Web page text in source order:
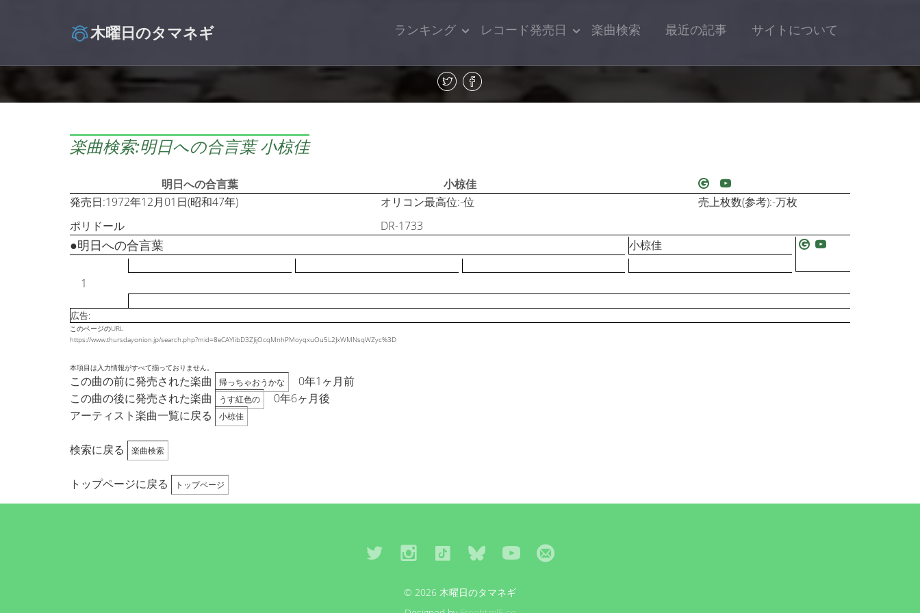
木曜日のタマネギ ランキング レコード発売日 楽曲検索 最近の記事 サイトについて
楽曲検索:明日への合言葉 小椋佳
明日への合言葉
小椋佳
発売日:1972年12月01日(昭和47年)
オリコン最高位:-位
売上枚数(参考):-万枚
ポリドール
DR-1733
1
●明日への合言葉 小椋佳
広告:
このページのURL
https://www.thursdayonion.jp/search.php?mid=8eCAYIibD3ZJijOcqMnhPMoyqxuOu5L2JxWMNsqWZyc%3D
本項目は入力情報がすべて揃っておりません。
この曲の前に発売された楽曲 帰っちゃおうかな
0年1ヶ月前
この曲の後に発売された楽曲
うす紅色の
0年6ヶ月後
アーティスト楽曲一覧に戻る
小椋佳
検索に戻る 楽曲検索
トップページに戻る トップページ
© 2026 木曜日のタマネギ